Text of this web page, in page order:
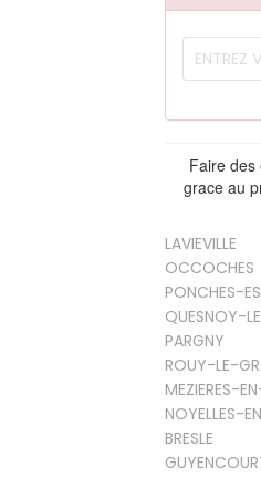
Faire
grace au
LAVIEVILLE
OCCOCHES
PONCHES-
QUESNOY-
PARGNY
ROUY-LE-
MEZIERES-
NOYELLES-
BRESLE